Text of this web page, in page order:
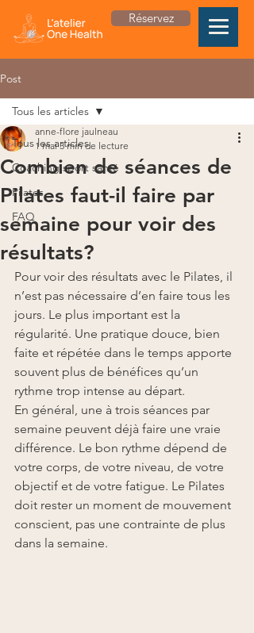
Réservez
Post
Tous les articles
Coaching sport santé
Pilates
FAQ
Tous les articles
Combien de séances de
Pilates faut-il faire par
semaine pour voir des
résultats?
anne-flore jaulneau
1 mai 3 min de lecture
Pour voir des résultats avec le Pilates, il
n’est pas nécessaire d’en faire tous les
jours. Le plus important est la
régularité. Une pratique douce, bien
faite et répétée dans le temps apporte
souvent plus de bénéfices qu’un
rythme trop intense au départ.
En général, une à trois séances par
semaine peuvent déjà faire une vraie
différence. Le bon rythme dépend de
votre corps, de votre niveau, de votre
objectif et de votre fatigue. Le Pilates
doit rester un moment de mouvement
conscient, pas une contrainte de plus
dans la semaine.